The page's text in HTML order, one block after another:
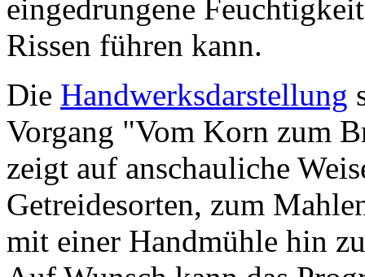
eingedrungene
Rissen führen kann.
Die Handwerksdarstellung
Vorgang "Vom Korn zum
zeigt auf anschauliche
Getreidesorten, zum
mit einer Handmühle hin